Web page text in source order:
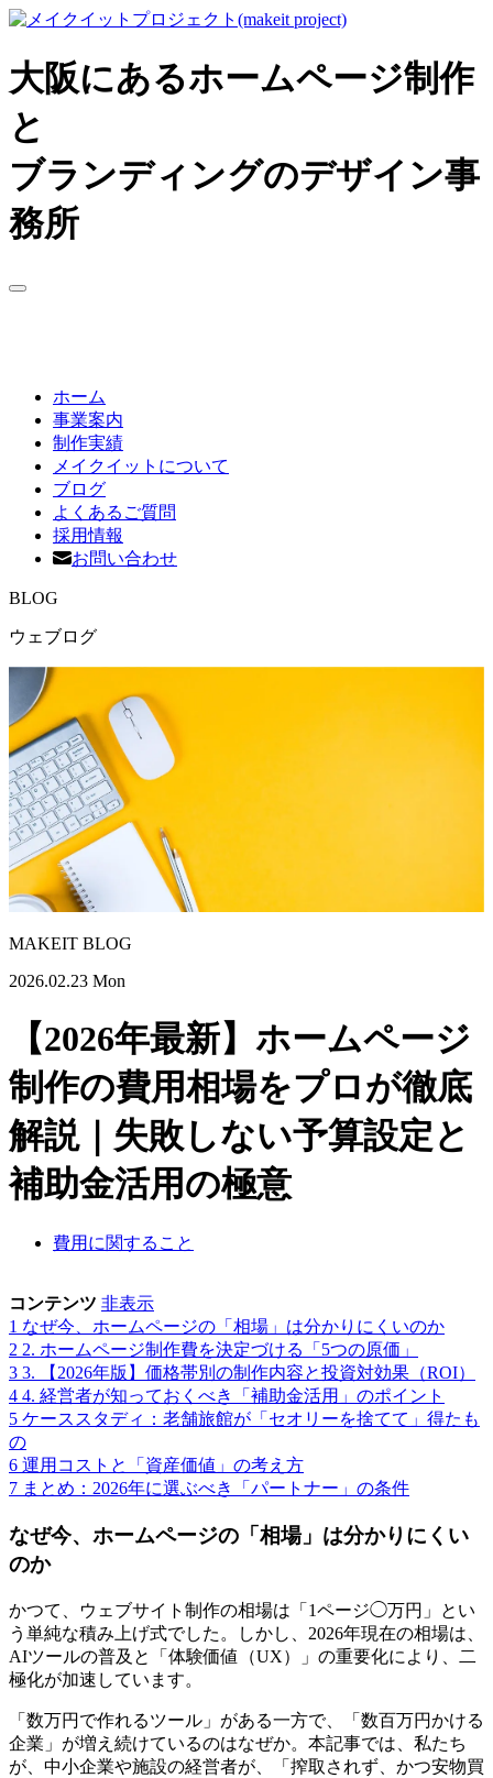
大阪にあるホームページ制作
と
ブランディングのデザイン事
務所
ホーム
事業案内
制作実績
メイクイットについて
ブログ
よくあるご質問
採用情報
お問い合わせ
BLOG
ウェブログ
MAKEIT BLOG
2026.02.23 Mon
【2026年最新】ホームページ
制作の費用相場をプロが徹底
解説｜失敗しない予算設定と
補助金活用の極意
費用に関すること
コンテンツ 非表示
1 なぜ今、ホームページの「相場」は分かりにくいのか
2 2. ホームページ制作費を決定づける「5つの原価」
3 3. 【2026年版】価格帯別の制作内容と投資対効果（ROI）
4 4. 経営者が知っておくべき「補助金活用」のポイント
5 ケーススタディ：老舗旅館が「セオリーを捨てて」得たも
の
6 運用コストと「資産価値」の考え方
7 まとめ：2026年に選ぶべき「パートナー」の条件
なぜ今、ホームページの「相場」は分かりにくい
のか
かつて、ウェブサイト制作の相場は「1ページ◯万円」とい
う単純な積み上げ式でした。しかし、2026年現在の相場は、
AIツールの普及と「体験価値（UX）」の重要化により、二
極化が加速しています。
「数万円で作れるツール」がある一方で、「数百万円かける
企業」が増え続けているのはなぜか。本記事では、私たち
が、中小企業や施設の経営者が、「搾取されず、かつ安物買